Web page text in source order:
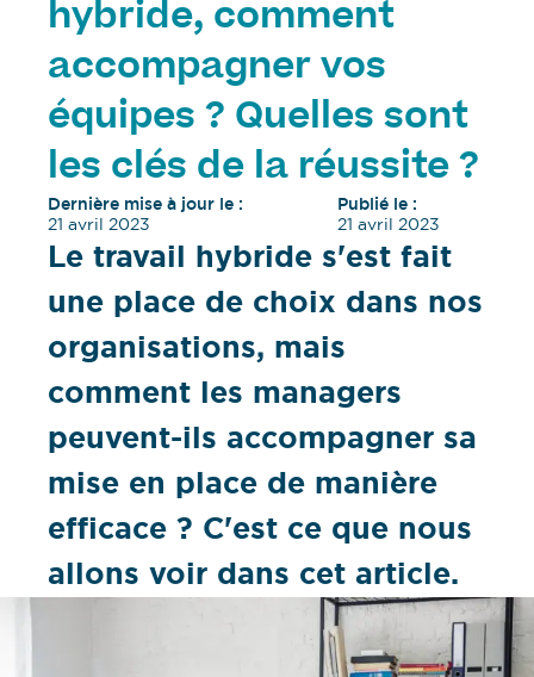
hybride, comment
accompagner vos
équipes ? Quelles sont
les clés de la réussite ?
Dernière mise à jour le :
21 avril 2023
Publié le :
21 avril 2023
Le travail hybride s'est fait
une place de choix dans nos
organisations, mais
comment les managers
peuvent-ils accompagner sa
mise en place de manière
efficace ? C'est ce que nous
allons voir dans cet article.